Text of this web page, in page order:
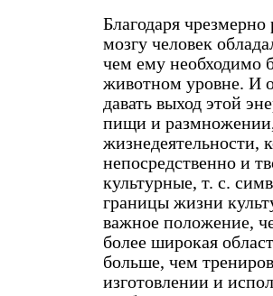
Благодаря
мозгу человек
чем ему необхо­димо
животном уровне. И
давать выход этой
пищи и
жизнедеятельности,
непосредственно и
культурные, т. с.
границы жизни
важное положение,
более широкая
больше, чем
изготовлении и